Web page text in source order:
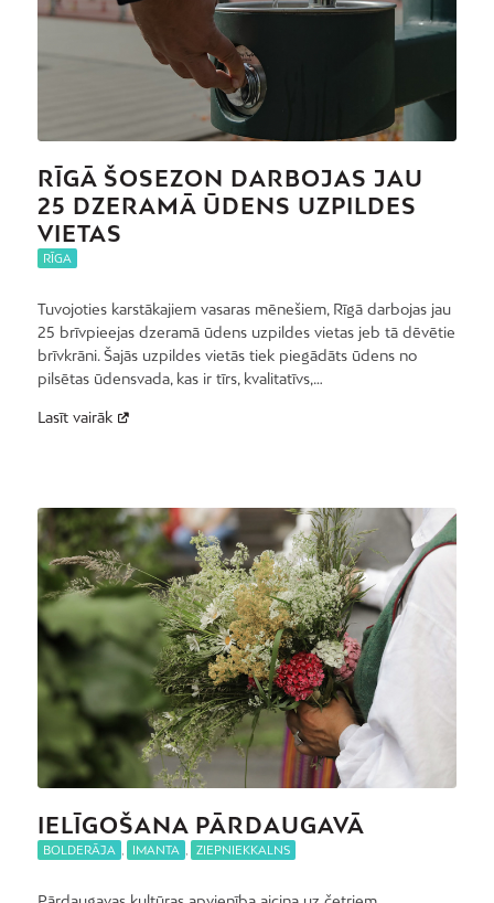
RĪGĀ ŠOSEZON DARBOJAS JAU
25 DZERAMĀ ŪDENS UZPILDES
VIETAS
RĪGA
Tuvojoties karstākajiem vasaras mēnešiem, Rīgā darbojas jau
25 brīvpieejas dzeramā ūdens uzpildes vietas jeb tā dēvētie
brīvkrāni. Šajās uzpildes vietās tiek piegādāts ūdens no
pilsētas ūdensvada, kas ir tīrs, kvalitatīvs,…
Lasīt vairāk
IELĪGOŠANA PĀRDAUGAVĀ
BOLDERĀJA IMANTA ZIEPNIEKKALNS